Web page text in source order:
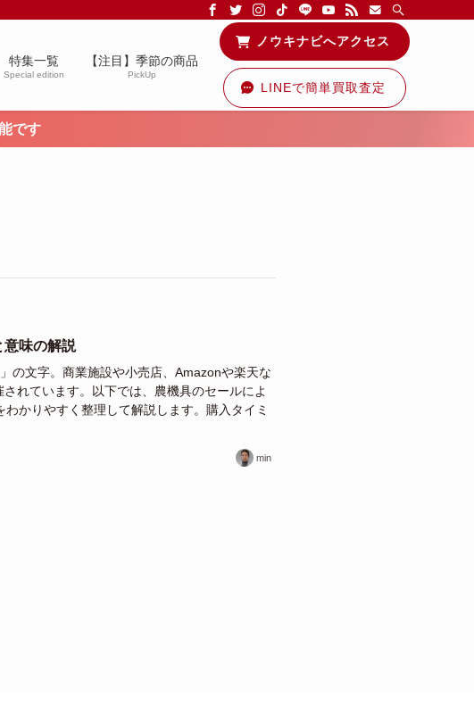
機械に関する情報を配信中です！
特集一覧
Special edition
【注目】季節の商品
PickUp
ノウキナビへアクセス
LINEで簡単買取査定
です
意味の解説
の文字。商業施設や小売店、Amazonや楽天な
れています。以下では、農機具のセールによ
かりやすく整理して解説します。購入タイミ
min